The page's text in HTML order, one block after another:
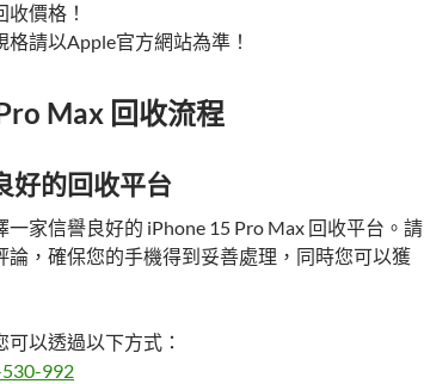
價格！
請以Apple官方網站為準！
Max 回收流程
好的回收平台
一家信譽良好的 iPhone 15 Pro Max 回收平台。請
論，確保您的手機得到妥善處理，同時您可以獲
以透過以下方式：
992